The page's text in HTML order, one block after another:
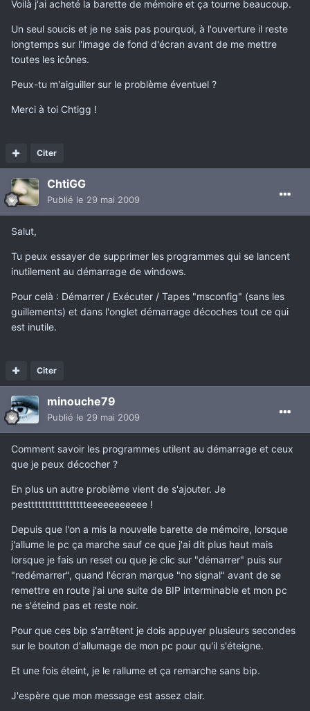
Voilà j'ai acheté la barette de mémoire et ça tourne beaucoup.
Un seul soucis et je ne sais pas pourquoi, à l'ouverture il reste
longtemps sur l'image de fond d'écran avant de me mettre
toutes les icônes.
Peux-tu m'aiguiller sur le problème éventuel ?
Merci à toi Chtigg !
Citer
ChtiGG
Publié le 29 mai 2009
Salut,
Tu peux essayer de supprimer les programmes qui se lancent
inutilement au démarrage de windows.
Pour celà : Démarrer / Exécuter / Tapes "msconfig" (sans les
guillements) et dans l'onglet démarrage décoches tout ce qui
est inutile.
Citer
minouche79
Publié le 29 mai 2009
Comment savoir les programmes utilent au démarrage et ceux
que je peux décocher ?
En plus un autre problème vient de s'ajouter. Je
pesttttttttttttttttteeeeeeeeeee !
Depuis que l'on a mis la nouvelle barette de mémoire, lorsque
j'allume le pc ça marche sauf ce que j'ai dit plus haut mais
lorsque je fais un reset ou que je clic sur "démarrer" puis sur
"redémarrer", quand l'écran marque "no signal" avant de se
remettre en route j'ai une suite de BIP interminable et mon pc
ne s'éteind pas et reste noir.
Pour que ces bip s'arrêtent je dois appuyer plusieurs secondes
sur le bouton d'allumage de mon pc pour qu'il s'éteigne.
Et une fois éteint, je le rallume et ça remarche sans bip.
J'espère que mon message est assez clair.